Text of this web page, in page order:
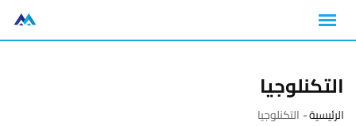
التكنلوجيا
الرئيسية- التكنلوجيا